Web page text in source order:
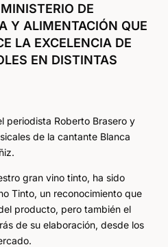
DE
Y ALIMENTACIÓN QUE
LA EXCELENCIA DE
EN DISTINTAS
periodista Roberto Brasero y
de la cantante Blanca
gran vino tinto, ha sido
Tinto, un reconocimiento que
producto, pero también el
de su elaboración, desde los